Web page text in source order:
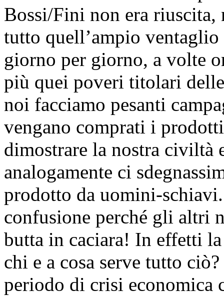
Bossi/Fini non era riuscita,
tutto quell’ampio
giorno per giorno, a volte
più quei poveri titolari
noi facciamo pesanti
vengano comprati i
dimostrare la nostra civiltà
analogamente ci
prodotto da uomini-
confusione perché gli altri
butta in caciara! In effetti
chi e a cosa serve tutto
periodo di crisi economica